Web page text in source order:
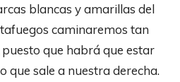
blancas y amarillas del
caminaremos tan
que habrá que estar
que sale a nuestra derecha.